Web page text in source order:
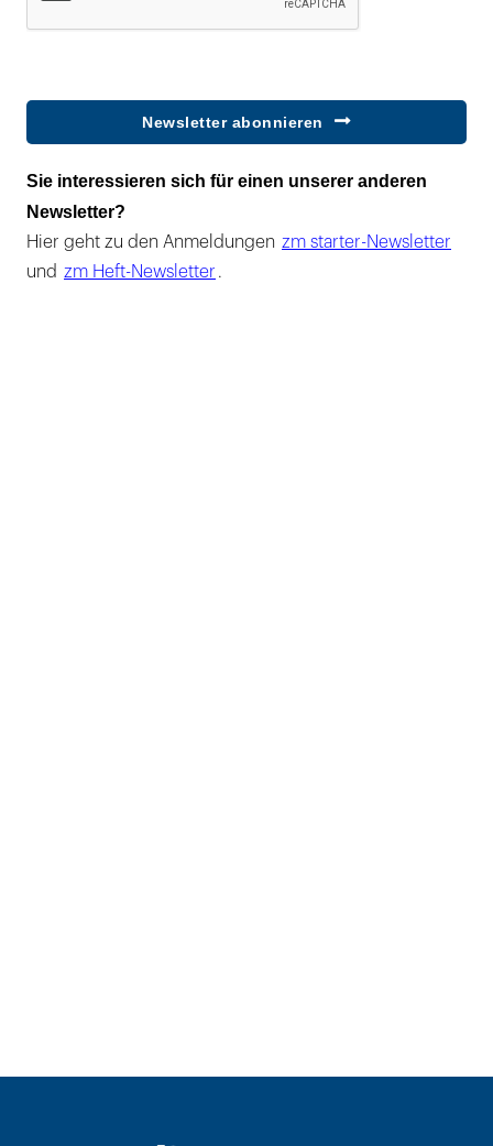
Newsletter abonnieren
Sie interessieren sich für einen unserer anderen
Newsletter?
Hier geht zu den Anmeldungen zm starter-Newsletter
und zm Heft-Newsletter .